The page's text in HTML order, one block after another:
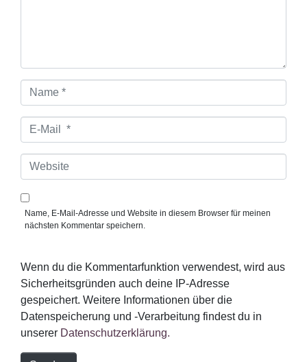
*s
Name, E-Mail-Adresse und Website in diesem Browser für meinen
nächsten Kommentar speichern.
Wenn du die Kommentarfunktion verwendest, wird aus
Sicherheitsgründen auch deine IP-Adresse
gespeichert. Weitere Informationen über die
Datenspeicherung und -Verarbeitung findest du in
unserer Datenschutzerklärung.